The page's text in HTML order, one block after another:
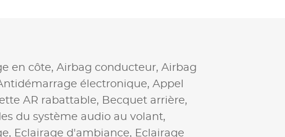
en côte, Airbag conducteur, Airbag
électronique, Appel
AR rabattable, Becquet arrière,
du système audio au volant,
Eclairage d'ambiance, Eclairage